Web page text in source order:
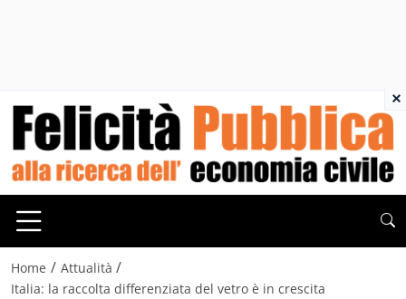
Home / Attualità /
Italia: la raccolta differenziata del vetro è in crescita
×